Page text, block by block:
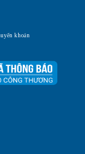
khoản